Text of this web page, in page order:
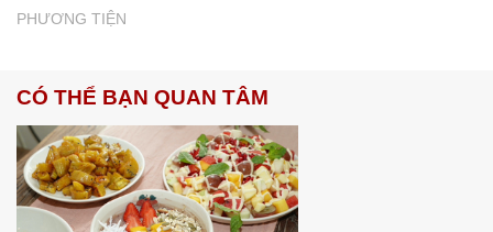
PHƯƠNG TIỆN
CÓ THỂ BẠN QUAN TÂM